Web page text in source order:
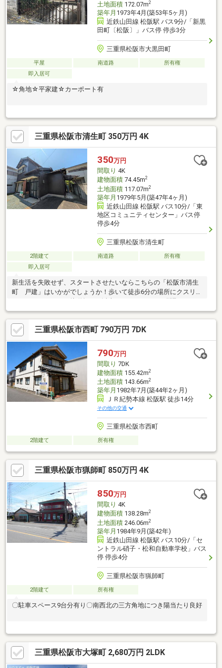
土地面積172.07m2
築年月 1973年4月(築53年5ヶ月)
近鉄山田線 松阪駅 バス9分/「新黒
田町〔松阪〕」バス停 停歩3分
三重県松阪市大黒田町
平屋 南道路
所有権
即入居可
☆角地☆平家建☆カーポート有
三重県松阪市清生町 350万円 4K
350万円
間取り 4K
建物面積74.45m2
土地面積117.07m2
築年月 1979年5月(築47年4ヶ月)
近鉄山田線 松阪駅 バス10分/「東
地区コミュニティセンター」バス停
停歩4分
三重県松阪市清生町
2階建て 南道路
所有権
即入居可
新生活を失敗せず、スタートさせたいならこちらの「松阪市清生
町 戸建」はいかがでしょうか！歩いて徒歩6分の場所にクスリの
4DKです！中古の戸建て物件のご紹介！すぐに入居できるので、
お急ぎの方も安心してお問い合わせください！320万円の価格抑
えめの物件です(^o^)
三重県松阪市西町 790万円 7DK
790万円
間取り 7DK
建物面積155.42m2
土地面積143.66m2
築年月 1982年7月(築44年2ヶ月)
ＪＲ紀勢本線 松阪駅 徒歩14分
その他の交通
三重県松阪市西町
2階建て 所有権
三重県松阪市猟師町 850万円 4K
850万円
間取り 4K
建物面積138.28m2
土地面積246.06m2
築年月 1984年9月(築42年)
近鉄山田線 松阪駅 バス10分/「セ
ントラル硝子・松和自動車学校」バス
停 停歩4分
三重県松阪市猟師町
2階建て 所有権
〇駐車スペース9台分有り〇南西北の三方角地につき陽当たり良好
三重県松阪市大塚町 2,680万円 2LDK